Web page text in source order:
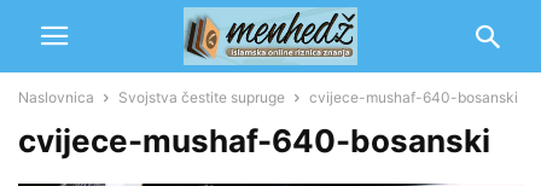
Naslovnica Svojstva čestite supruge cvijece-mushaf-640-bosanski
cvijece-mushaf-640-bosanski